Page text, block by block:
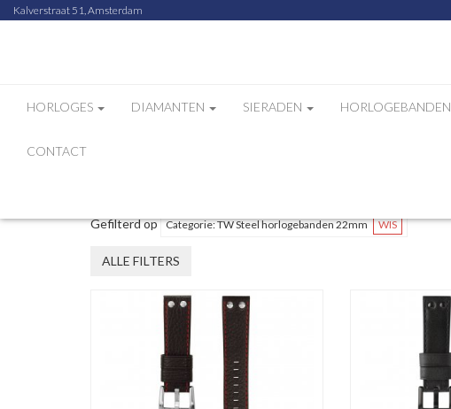
Kalverstraat 51, Amsterdam
HORLOGES DIAMANTEN SIERADEN HORLOGEBANDEN
CONTACT
Gefilterd op Categorie: TW Steel horlogebanden 22mm WIS
ALLE FILTERS